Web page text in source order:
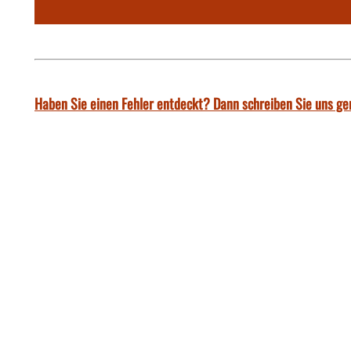
Haben Sie einen Fehler entdeckt? Dann schreiben Sie uns